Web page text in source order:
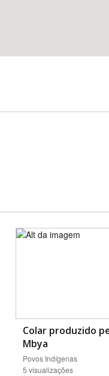
Colar produzido
Mbya
Povos Indígenas
5 visualizações